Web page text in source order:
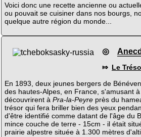
Voici donc une recette ancienne ou
ou pouvait se cuisiner dans nos bourgs,
quelque autre région du monde...
◎
⤇ Le
En 1893, deux jeunes bergers de
des hautes-Alpes, en France, s'amusant
découvrirent à Pra-la-Peyreprès du
trésor qui fera briller bien des yeux
d'être identifié comme datant de l'âge du
mince couche de terre - 15cm - il était
prairie alpestre située à 1.300 mètres